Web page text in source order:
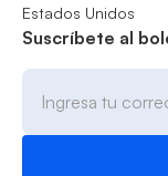
Estados Unidos
Suscríbete al